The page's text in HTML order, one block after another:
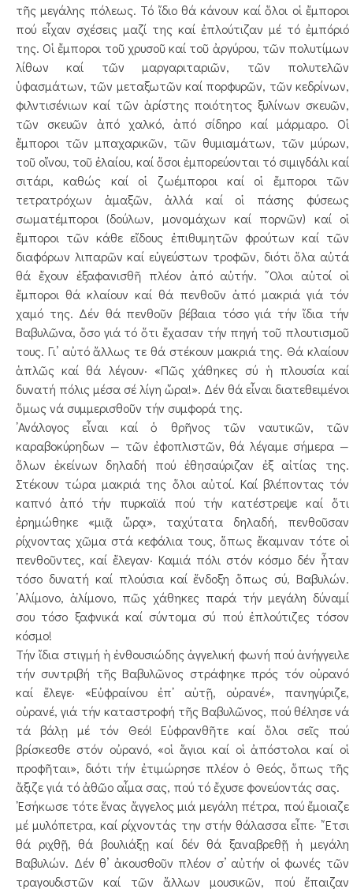
τῆς μεγάλης πόλεως. Τό ἴδιο θά κάνουν καί ὅλοι οἱ ἔμποροι
πού εἶχαν σχέσεις μαζί της καί ἐπλούτιζαν μέ τό ἐμπόριό
της. Οἱ ἔμποροι τοῦ χρυσοῦ καί τοῦ ἀργύρου, τῶν πολυτίμων
λίθων καί τῶν μαργαριταριῶν, τῶν πολυτελῶν
ὑφασμάτων, τῶν μεταξωτῶν καί πορφυρῶν, τῶν κεδρίνων,
φιλντισένιων καί τῶν ἀρίστης ποιότητος ξυλίνων σκευῶν,
τῶν σκευῶν ἀπό χαλκό, ἀπό σίδηρο καί μάρμαρο. Οἱ
ἔμποροι τῶν μπαχαρικῶν, τῶν θυμιαμάτων, τῶν μύρων,
τοῦ οἴνου, τοῦ ἐλαίου, καί ὅσοι ἐμπορεύονται τό σιμιγδάλι καί
σιτάρι, καθώς καί οἱ ζωέμποροι καί οἱ ἔμποροι τῶν
τετρατρόχων ἁμαξῶν, ἀλλά καί οἱ πάσης φύσεως
σωματέμποροι (δούλων, μονομάχων καί πορνῶν) καί οἱ
ἔμποροι τῶν κάθε εἴδους ἐπιθυμητῶν φρούτων καί τῶν
διαφόρων λιπαρῶν καί εὐγεύστων τροφῶν, διότι ὅλα αὐτά
θά ἔχουν ἐξαφανισθῆ πλέον ἀπό αὐτήν. ῞Ολοι αὐτοί οἱ
ἔμποροι θά κλαίουν καί θά πενθοῦν ἀπό μακριά γιά τόν
χαμό της. Δέν θά πενθοῦν βέβαια τόσο γιά τήν ἴδια τήν
Βαβυλῶνα, ὅσο γιά τό ὅτι ἔχασαν τήν πηγή τοῦ πλουτισμοῦ
τους. Γι’ αὐτό ἄλλως τε θά στέκουν μακριά της. Θά κλαίουν
ἁπλῶς καί θά λέγουν· «Πῶς χάθηκες σύ ἡ πλουσία καί
δυνατή πόλις μέσα σέ λίγη ὥρα!». Δέν θά εἶναι διατεθειμένοι
ὅμως νά συμμερισθοῦν τήν συμφορά της.
᾿Ανάλογος εἶναι καί ὁ θρῆνος τῶν ναυτικῶν, τῶν
καραβοκύρηδων — τῶν ἐφοπλιστῶν, θά λέγαμε σήμερα —
ὅλων ἐκείνων δηλαδή πού ἐθησαύριζαν ἐξ αἰτίας της.
Στέκουν τώρα μακριά της ὅλοι αὐτοί. Καί βλέποντας τόν
καπνό ἀπό τήν πυρκαϊά πού τήν κατέστρεψε καί ὅτι
ἐρημώθηκε «μιᾷ ὥρᾳ», ταχύτατα δηλαδή, πενθοῦσαν
ρίχνοντας χῶμα στά κεφάλια τους, ὅπως ἔκαμναν τότε οἱ
πενθοῦντες, καί ἔλεγαν· Καμιά πόλι στόν κόσμο δέν ἦταν
τόσο δυνατή καί πλούσια καί ἔνδοξη ὅπως σύ, Βαβυλών.
᾿Αλίμονο, ἀλίμονο, πῶς χάθηκες παρά τήν μεγάλη δύναμί
σου τόσο ξαφνικά καί σύντομα σύ πού ἐπλούτιζες τόσον
κόσμο!
Τήν ἴδια στιγμή ἡ ἐνθουσιώδης ἀγγελική φωνή πού ἀνήγγειλε
τήν συντριβή τῆς Βαβυλῶνος στράφηκε πρός τόν οὐρανό
καί ἔλεγε· «Εὐφραίνου ἐπ᾿ αὐτῇ, οὐρανέ», πανηγύριζε,
οὐρανέ, γιά τήν καταστροφή τῆς Βαβυλῶνος, πού θέλησε νά
τά βάλῃ μέ τόν Θεό! Εὐφρανθῆτε καί ὅλοι σεῖς πού
βρίσκεσθε στόν οὐρανό, «οἱ ἅγιοι καί οἱ ἀπόστολοι καί οἱ
προφῆται», διότι τήν ἐτιμώρησε πλέον ὁ Θεός, ὅπως τῆς
ἄξιζε γιά τό ἀθῶο αἷμα σας, πού τό ἔχυσε φονεύοντάς σας.
᾿Εσήκωσε τότε ἕνας ἄγγελος μιά μεγάλη πέτρα, πού ἔμοιαζε
μέ μυλόπετρα, καί ρίχνοντάς την στήν θάλασσα εἶπε· ῎Ετσι
θά ριχθῇ, θά βουλιάξῃ καί δέν θά ξαναβρεθῇ ἡ μεγάλη
Βαβυλών. Δέν θ’ ἀκουσθοῦν πλέον σ’ αὐτήν οἱ φωνές τῶν
τραγουδιστῶν καί τῶν ἄλλων μουσικῶν, πού ἔπαιζαν